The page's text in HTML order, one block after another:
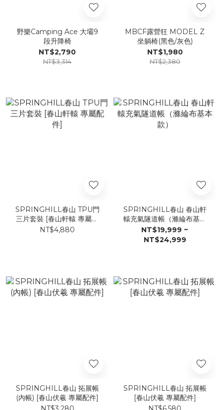
野樂Camping Ace 大壩9
段升降椅
NT$2,790
NT$3,314
MBCF露營狂 MODEL Z
坐躺椅(黑色/灰色)
NT$1,980
NT$2,380
SPRINGHILL春山 TPU門
三片套裝 [春山軒轅 專屬配
件]
NT$4,880
SPRINGHILL春山 春山軒
轅充氣隧道帳（滌綸布基本
款）
NT$19,999 ~
NT$24,999
SPRINGHILL春山 拓展帳
(內帳) [春山伏羲 專屬配件]
SPRINGHILL春山 拓展帳
[春山伏羲 專屬配件]